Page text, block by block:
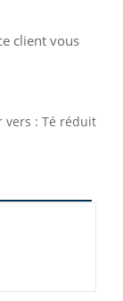
client vous
vers : Té réduit